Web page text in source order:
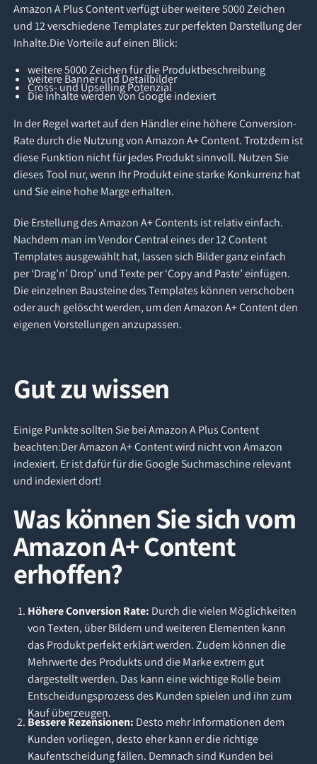
Amazon A Plus Content verfügt über weitere 5000 Zeichen
und 12 verschiedene Templates zur perfekten Darstellung der
Inhalte.Die Vorteile auf einen Blick:
weitere 5000 Zeichen für die Produktbeschreibung
weitere Banner und Detailbilder
Cross- und Upselling Potenzial
Die Inhalte werden von Google indexiert
In der Regel wartet auf den Händler eine höhere Conversion-
Rate durch die Nutzung von Amazon A+ Content. Trotzdem ist
diese Funktion nicht für jedes Produkt sinnvoll. Nutzen Sie
dieses Tool nur, wenn Ihr Produkt eine starke Konkurrenz hat
und Sie eine hohe Marge erhalten.
Die Erstellung des Amazon A+ Contents ist relativ einfach.
Nachdem man im Vendor Central eines der 12 Content
Templates ausgewählt hat, lassen sich Bilder ganz einfach
per ‘Drag’n’ Drop’ und Texte per ‘Copy and Paste’ einfügen.
Die einzelnen Bausteine des Templates können verschoben
oder auch gelöscht werden, um den Amazon A+ Content den
eigenen Vorstellungen anzupassen.
Gut zu wissen
Einige Punkte sollten Sie bei Amazon A Plus Content
beachten:Der Amazon A+ Content wird nicht von Amazon
indexiert. Er ist dafür für die Google Suchmaschine relevant
und indexiert dort!
Was können Sie sich vom
Amazon A+ Content
erhoffen?
Höhere Conversion Rate: Durch die vielen Möglichkeiten
von Texten, über Bildern und weiteren Elementen kann
das Produkt perfekt erklärt werden. Zudem können die
Mehrwerte des Produkts und die Marke extrem gut
dargestellt werden. Das kann eine wichtige Rolle beim
Entscheidungsprozess des Kunden spielen und ihn zum
Kauf überzeugen.
Bessere Rezensionen: Desto mehr Informationen dem
Kunden vorliegen, desto eher kann er die richtige
Kaufentscheidung fällen. Demnach sind Kunden bei